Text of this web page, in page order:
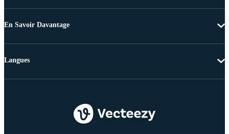
En Savoir Davantage
Langues